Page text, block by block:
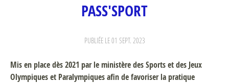
PASS'SPORT
PUBLIÉE LE01 SEPT. 2023
Mis en place dès 2021 par le ministère des Sports et des Jeux
Olympiques et Paralympiques afin de favoriser la pratique